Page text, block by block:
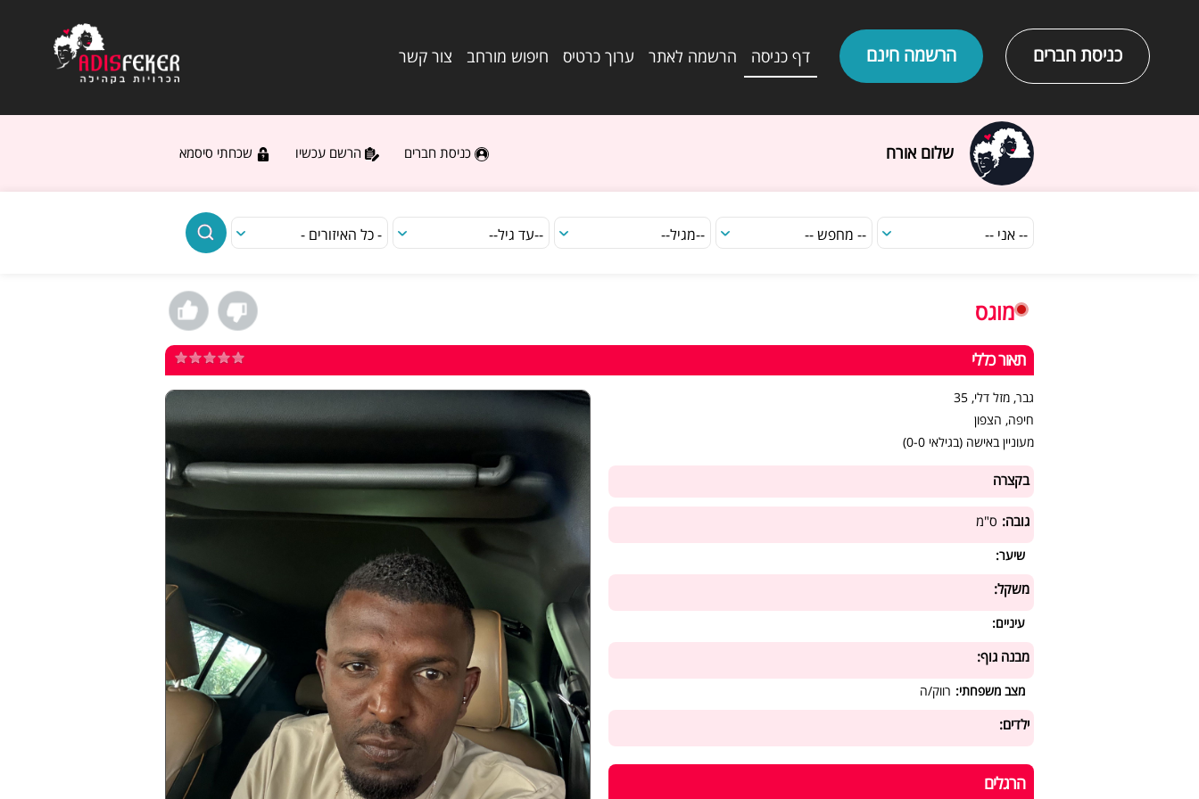
כניסת חברים הרשמה חינם דף כניסה הרשמה לאתר ערוך כרטיס חיפוש מורחב צור קשר
שלום אורח כניסת חברים הרשם עכשיו שכחתי סיסמא
מוגס
תאור כללי
גבר, מזל דלי, 35
חיפה, הצפון
מעוניין באישה (בגילאי 0-0)
בקצרה
גובה: ס"מ
שיער:
משקל:
עיניים:
מבנה גוף:
מצב משפחתי: רווק/ה
ילדים:
הרגלים